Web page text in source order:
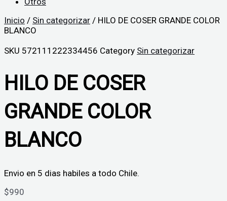
Inicio / Sin categorizar / HILO DE COSER GRANDE COLOR
BLANCO
SKU 572111222334456 Category Sin categorizar
HILO DE COSER
GRANDE COLOR
BLANCO
Envio en 5 dias habiles a todo Chile.
$990